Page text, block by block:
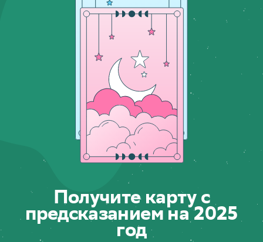
Получите карту с
предсказанием на 2025
год